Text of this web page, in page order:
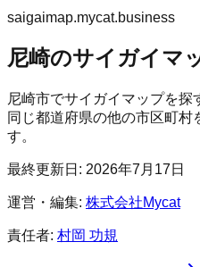
saigaimap.mycat.business
尼崎のサイガイマ
尼崎市でサイガイマップを探
同じ都道府県の他の市区町
す。
最終更新日: 2026年7月17日
運営・編集: 株式会社Mycat
責任者: 村岡 功規